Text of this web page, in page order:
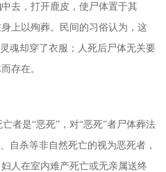
中去，打开鹿皮，使尸体置于其
上以殉葬。民间的习俗认为，这
魂却穿了衣服；人死后尸体无关要
存在。
者是“恶死”，对“恶死”者尸体葬法
自杀等非自然死亡的视为恶死者，
人在室内难产死亡或无亲属送终